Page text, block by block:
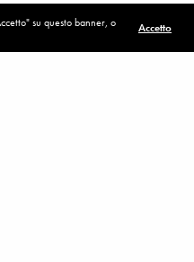
su questo banner, o Accetto